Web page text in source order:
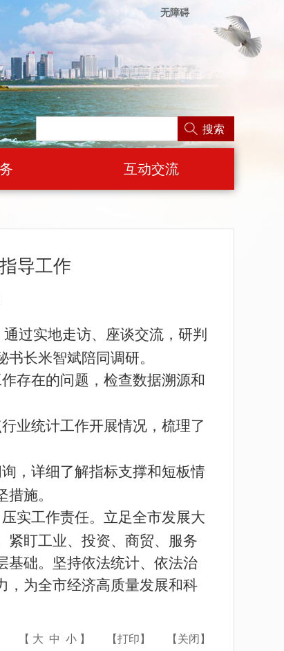
无障碍
搜索
互动交流
导工作
过实地走访、座谈交流，研判
长米智斌陪同调研。
存在的问题， 检查数据溯源和
业统计工作开展情况，梳理了
，详细了解指标支撑和短板情
施。
实工作责任。立足全市发展大
紧盯工业、投资、商贸、服务
基础。坚持依法统计、依法治
，为全市经济高质量发展和科
【 大 中 小 】 【打印 】 【 关闭 】